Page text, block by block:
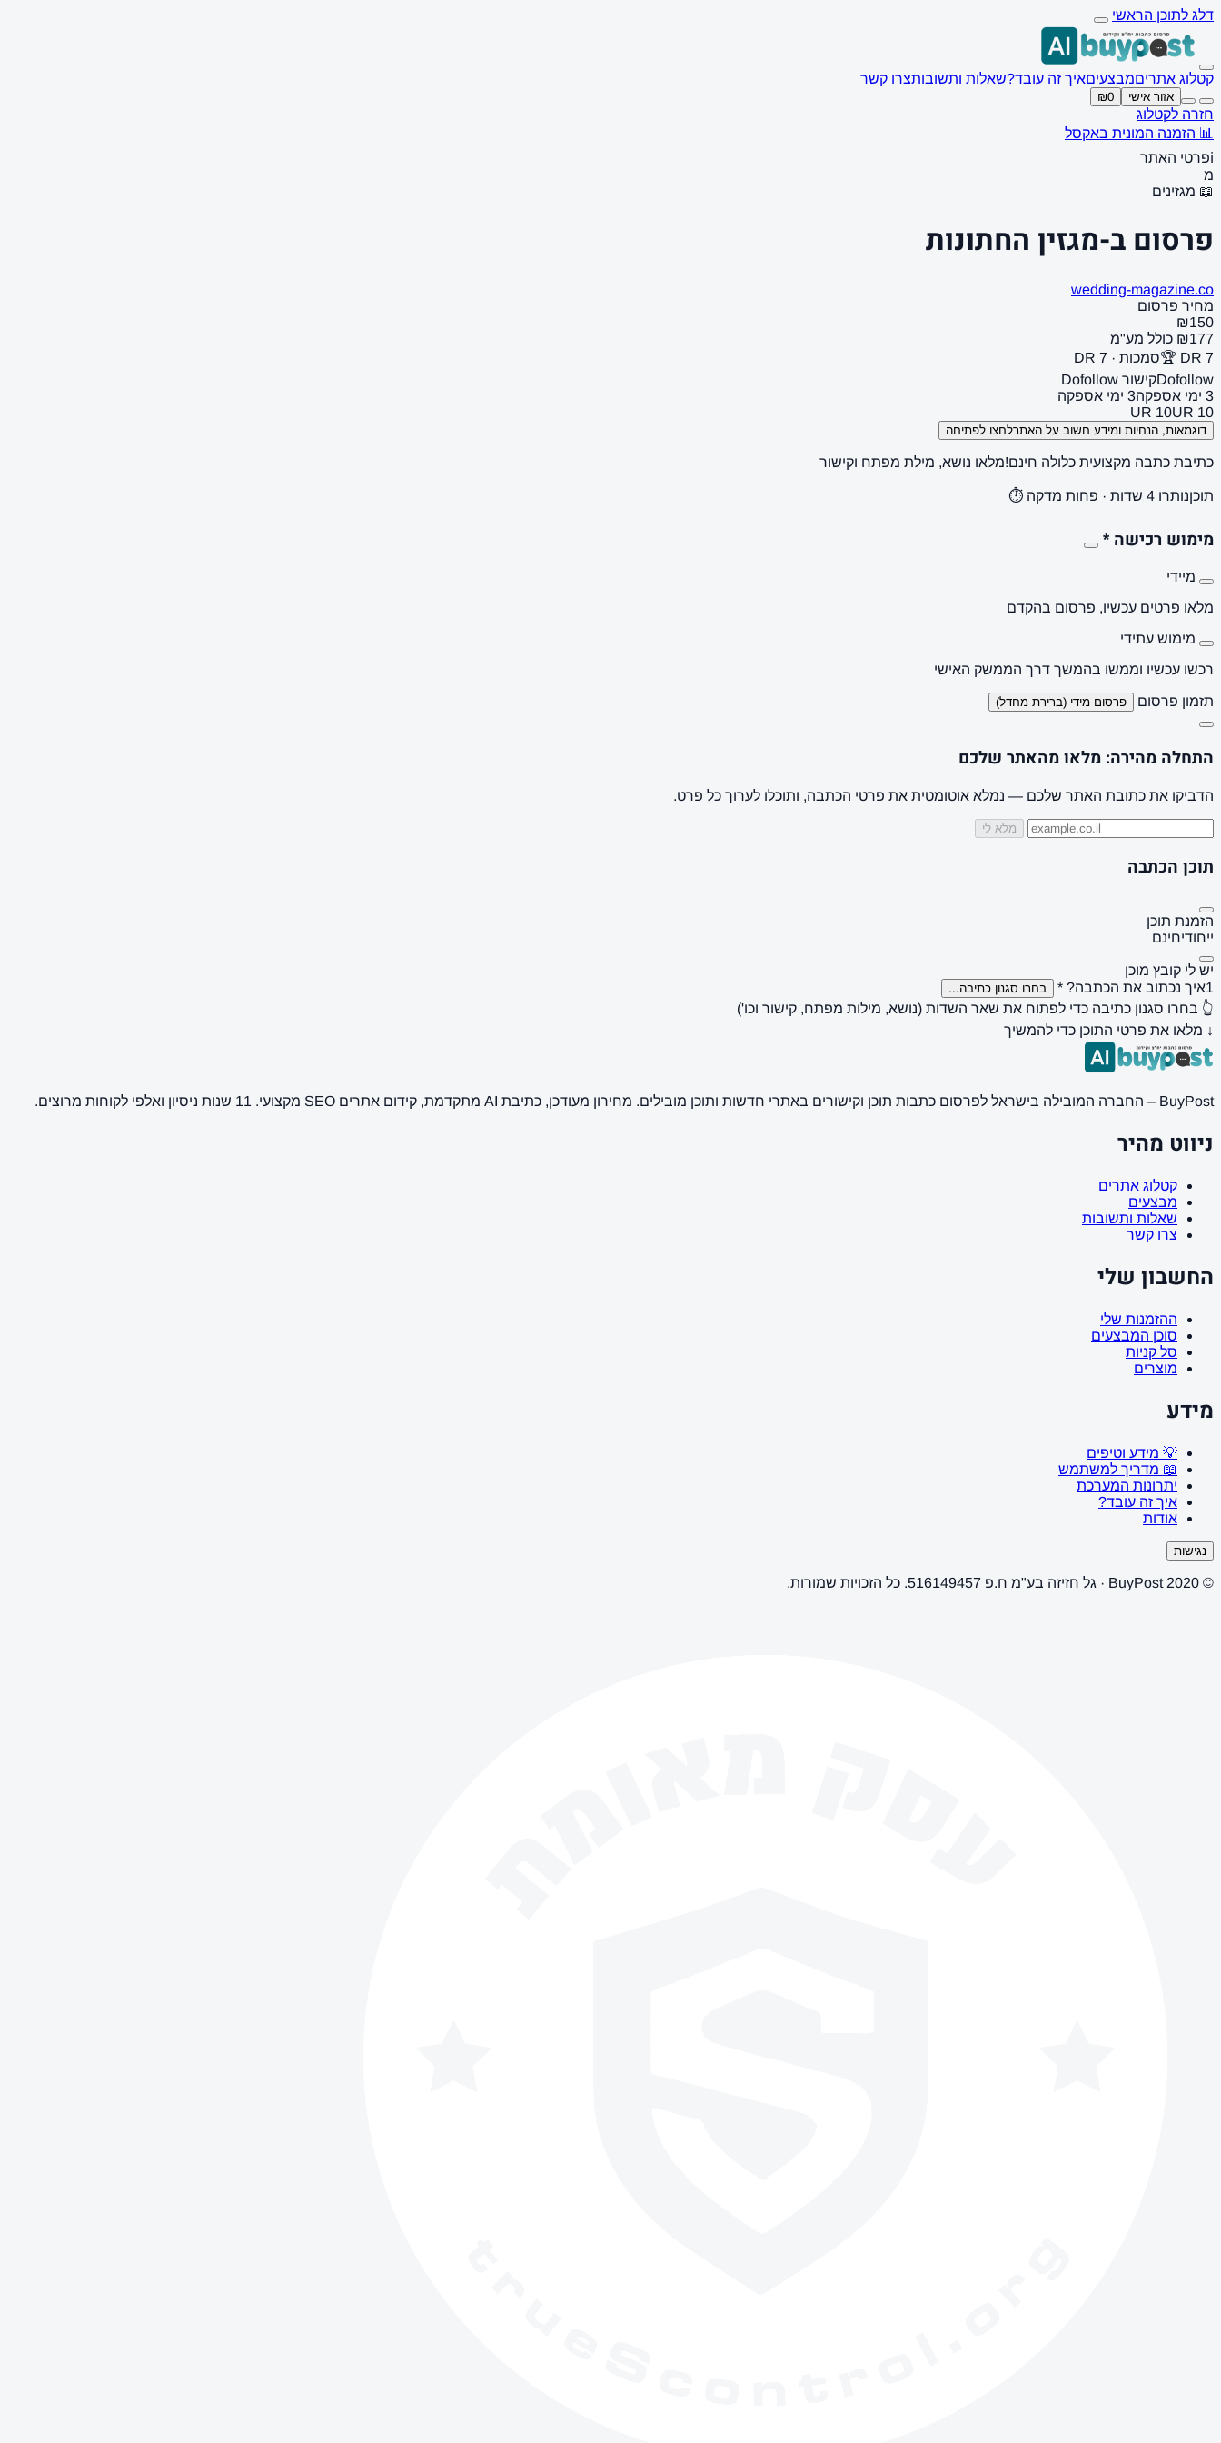
דלג לתוכן הראשי
קטלוג אתריםמבצעיםאיך זה עובד?שאלות ותשובותצרו קשר
אזור אישי ₪0
חזרה לקטלוג
📊 הזמנה המונית באקסל
ℹ️פרטי האתר
מ
📖 מגזינים
פרסום ב-מגזין החתונות
wedding-magazine.co
מחיר פרסום
₪150
₪177 כולל מע"מ
DR 7 🏆
סמכות · DR 7
Dofollowקישור Dofollow
3 ימי אספקה
3 ימי אספקה
UR 10UR 10
דוגמאות, הנחיות ומידע חשוב על האתרלחצו לפתיחה
כתיבת כתבה מקצועית כלולה חינם!מלאו נושא, מילת מפתח וקישור
תוכןנותרו 4 שדות · פחות מדקה ⏱️
מימוש רכישה *
מיידי
מלאו פרטים עכשיו, פרסום בהקדם
מימוש עתידי
רכשו עכשיו וממשו בהמשך דרך הממשק האישי
תזמון פרסום פרסום מידי (ברירת מחדל)
התחלה מהירה: מלאו מהאתר שלכם
הדביקו את כתובת האתר שלכם — נמלא אוטומטית את פרטי הכתבה, ותוכלו לערוך כל פרט.
מלא לי
תוכן הכתבה
הזמנת תוכן
ייחודיחינם
יש לי קובץ מוכן
1איך נכתוב את הכתבה? * בחרו סגנון כתיבה...
👆 בחרו סגנון כתיבה כדי לפתוח את שאר השדות (נושא, מילות מפתח, קישור וכו')
↓ מלאו את פרטי התוכן כדי להמשיך
BuyPost – החברה המובילה בישראל לפרסום כתבות תוכן וקישורים באתרי חדשות ותוכן מובילים. מחירון מעודכן, כתיבת AI מתקדמת, קידום אתרים SEO מקצועי. 11 שנות ניסיון ואלפי לקוחות מרוצים.
ניווט מהיר
קטלוג אתרים
מבצעים
שאלות ותשובות
צרו קשר
החשבון שלי
ההזמנות שלי
סוכן המבצעים
סל קניות
מוצרים
מידע
💡 מידע וטיפים
📖 מדריך למשתמש
יתרונות המערכת
איך זה עובד?
אודות
נגישות
© 2020 BuyPost · גל חזיזה בע"מ ח.פ 516149457. כל הזכויות שמורות.